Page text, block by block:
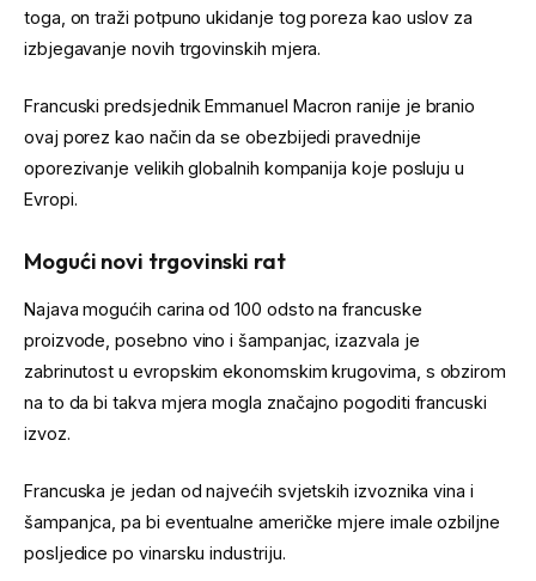
toga, on traži potpuno ukidanje tog poreza kao uslov za
izbjegavanje novih trgovinskih mjera.
Francuski predsjednikEmmanuel Macron ranije je branio
ovaj porez kao način da se obezbijedi pravednije
oporezivanje velikih globalnih kompanija koje posluju u
Evropi.
Mogući novi trgovinski rat
Najava mogućih carina od 100 odsto na francuske
proizvode, posebno vino i šampanjac, izazvala je
zabrinutost u evropskim ekonomskim krugovima, s obzirom
na to da bi takva mjera mogla značajno pogoditi francuski
izvoz.
Francuska je jedan od najvećih svjetskih izvoznika vina i
šampanjca, pa bi eventualne američke mjere imale ozbiljne
posljedice po vinarsku industriju.